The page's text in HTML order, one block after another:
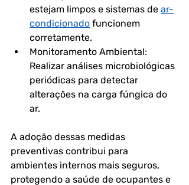
estejam limpos e sistemas de ar-
condicionado funcionem
corretamente.
Monitoramento Ambiental:
Realizar análises microbiológicas
periódicas para detectar
alterações na carga fúngica do
ar.
A adoção dessas medidas
preventivas contribui para
ambientes internos mais seguros,
protegendo a saúde de ocupantes e